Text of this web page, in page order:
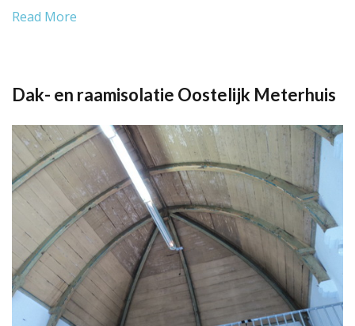
Read More
Dak- en raamisolatie Oostelijk Meterhuis